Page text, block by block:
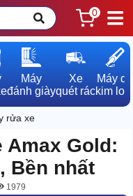
0
Máy
đánh giày
Xe
quét rác
Máy dò
kim loại
rửa xe
Amax Gold:
Bền nhất
1979